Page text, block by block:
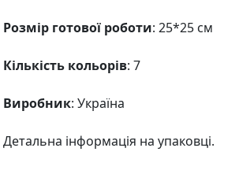
Розмір готової роботи: 25*25 см
Кількість кольорів: 7
Виробник: Україна
Детальна інформація на упаковці.